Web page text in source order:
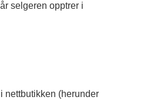
selgeren opptrer i
nettbutikken (herunder